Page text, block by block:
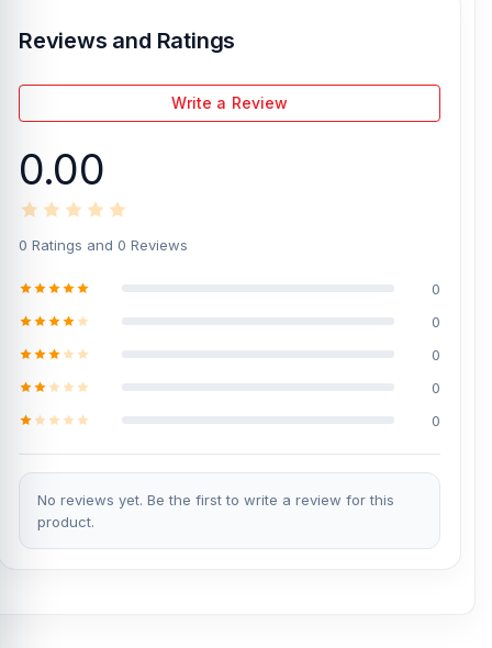
Reviews and Ratings
Write a Review
0.00
0 Ratings and 0 Reviews
0
0
0
0
0
No reviews yet. Be the first to write a review for this
product.